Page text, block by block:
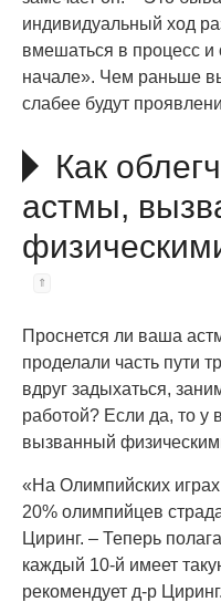
индивидуальный ход
вмешаться в процесс и
начале». Чем раньше
слабее будут
Как
астмы,
Проснется ли ваша
проделали часть пути
вдруг задыхаться,
работой? Если да, то у
вызванный
«На Олимпийских
20% олимпийцев
Циринг. – Теперь
каждый 10-й имеет
рекомендует д-р Циринг.